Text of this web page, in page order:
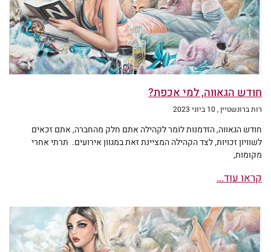
חודש הגאווה, למי אכפת?
רות ברונשטיין 10 ביוני 2023
חודש הגאווה, הזדמנות לומר לקהילה אתם חלק מהחברה, אתם זכאים
לשוויון זכויות, לצד הקהילה המציינת זאת במגוון אירועים. תרתי אחרי
מקומות,
קראו עוד...